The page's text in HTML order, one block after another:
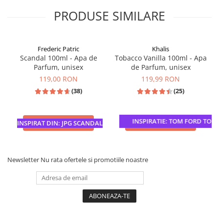
PRODUSE SIMILARE
INSPIRAT DIN: JPG SCANDAL
Frederic Patric
Scandal 100ml - Apa de
Parfum, unisex
119,00 RON
(38)
ADAUGA IN COS INSPIRATIE: TOM FORD
Khalis
Tobacco Vanilla 100ml - Apa
de Parfum, unisex
119,99 RON
(25)
ADAUGA IN COS
Newsletter Nu rata ofertele si promotiile noastre